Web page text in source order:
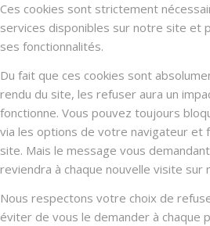
Ces cookies sont strictement
services disponibles sur notre site et
ses fonctionnalités.
Du fait que ces cookies sont
rendu du site, les refuser aura un
fonctionne. Vous pouvez toujours
via les options de votre navigateur et
site. Mais le message vous
reviendra à chaque nouvelle visite sur
Nous respectons votre choix de
éviter de vous le demander à chaque